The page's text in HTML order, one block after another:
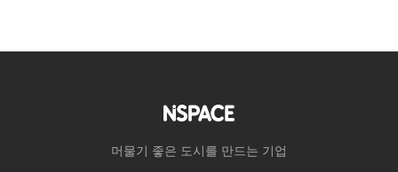
머물기 좋은 도시를 만드는 기업